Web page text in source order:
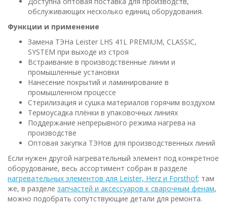
обслуживающих несколько единиц оборудования.
Функции и применение
Замена ТЭНа Leister LHS 41L PREMIUM, CLASSIC,
SYSTEM при выходе из строя
Встраивание в производственные линии и
промышленные установки
Нанесение покрытий и ламинирование в
промышленном процессе
Стерилизация и сушка материалов горячим воздухом
Термоусадка плёнки в упаковочных линиях
Поддержание непрерывного режима нагрева на
производстве
Оптовая закупка ТЭНов для производственных линий
Если нужен другой нагревательный элемент под конкретное
оборудование, весь ассортимент собран в разделе
нагревательных элементов для Leister, Herz и Forsthof; там
же, в разделе запчастей и аксессуаров к сварочным фенам,
можно подобрать сопутствующие детали для ремонта.